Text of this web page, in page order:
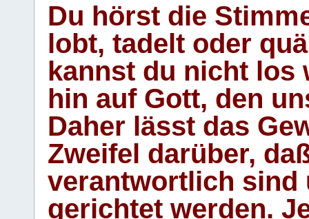
Du hörst die
lobt, tadelt oder
kannst du nicht los
hin auf Gott, den
Daher lässt das
Zweifel darüber,
verantwortlich sind
gerichtet werden.